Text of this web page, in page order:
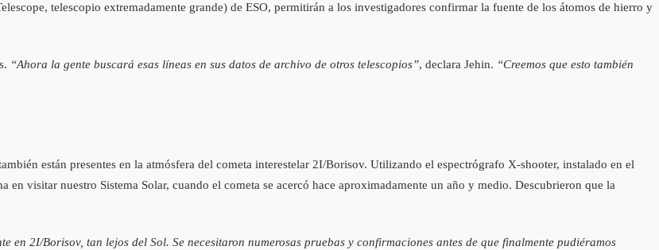
telescopio extremadamente grande) de ESO, permitirán a los investigadores confirmar la fuente de los átomos de hierro y
“Ahora la gente buscará esas líneas en sus datos de archivo de otros telescopios”, declara Jehin. “Creemos que esto también
están presentes en la atmósfera del cometa interestelar 2I/Borisov. Utilizando el espectrógrafo X-shooter, instalado en el
visitar nuestro Sistema Solar, cuando el cometa se acercó hace aproximadamente un año y medio. Descubrieron que la
2I/Borisov, tan lejos del Sol. Se necesitaron numerosas pruebas y confirmaciones antes de que finalmente pudiéramos